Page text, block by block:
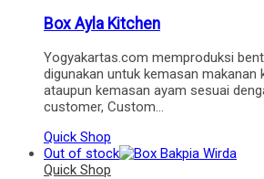
Box Ayla Kitchen
Yogyakartas.com memproduksi
digunakan untuk kemasan makanan
ataupun kemasan ayam sesuai
customer, Custom…
Quick Shop
Out of stock
Quick Shop